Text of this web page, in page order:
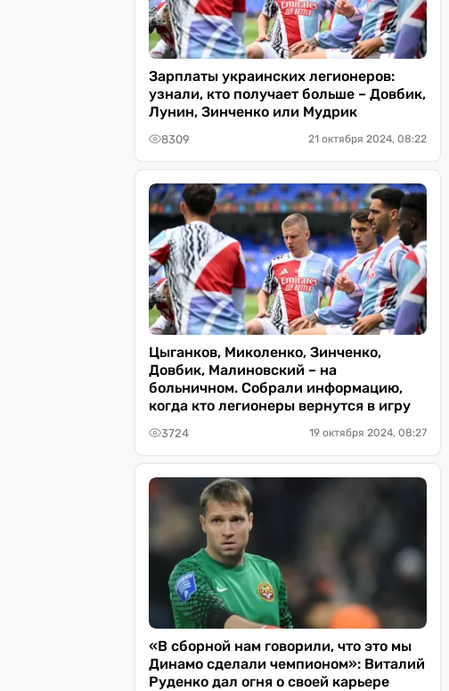
Зарплаты украинских легионеров:
узнали, кто получает больше – Довбик,
Лунин, Зинченко или Мудрик
8309 21 октября 2024, 08:22
Цыганков, Миколенко, Зинченко,
Довбик, Малиновский – на
больничном. Собрали информацию,
когда кто легионеры вернутся в игру
3724 19 октября 2024, 08:27
«В сборной нам говорили, что это мы
Динамо сделали чемпионом»: Виталий
Руденко дал огня о своей карьере